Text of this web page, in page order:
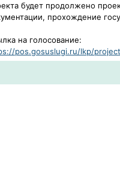
будет продолжено
прохождение
на голосование:
pos.gosuslugi.ru/lkp/